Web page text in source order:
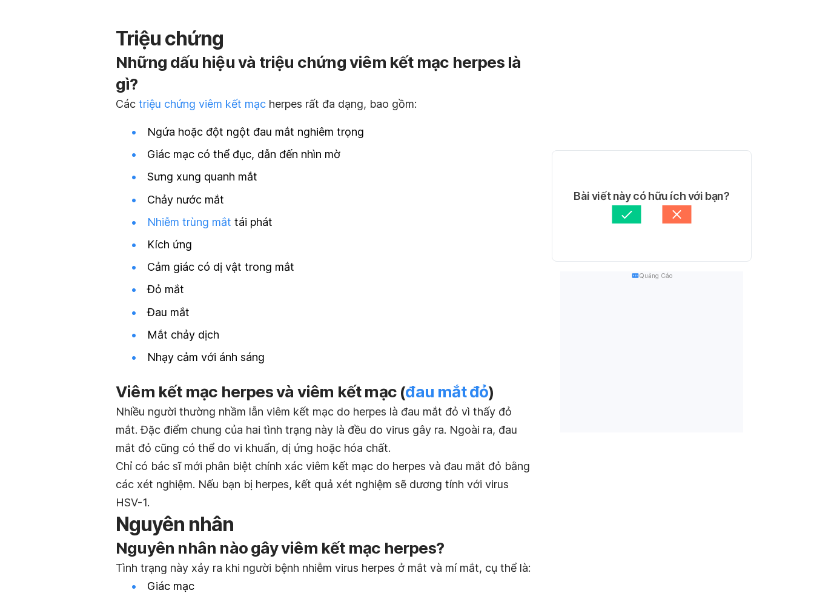
Triệu chứng
Những dấu hiệu và triệu chứng viêm kết mạc herpes là
gì?
Các triệu chứng viêm kết mạc herpes rất đa dạng, bao gồm:
Ngứa hoặc đột ngột đau mắt nghiêm trọng
Giác mạc có thể đục, dẫn đến nhìn mờ
Sưng xung quanh mắt
Chảy nước mắt
Nhiễm trùng mắt tái phát
Kích ứng
Cảm giác có dị vật trong mắt
Đỏ mắt
Đau mắt
Mắt chảy dịch
Nhạy cảm với ánh sáng
Viêm kết mạc herpes và viêm kết mạc (đau mắt đỏ)
Nhiều người thường nhầm lẫn viêm kết mạc do herpes là đau mắt đỏ vì thấy đỏ
mắt. Đặc điểm chung của hai tình trạng này là đều do virus gây ra. Ngoài ra, đau
mắt đỏ cũng có thể do vi khuẩn, dị ứng hoặc hóa chất.
Chỉ có bác sĩ mới phân biệt chính xác viêm kết mạc do herpes và đau mắt đỏ bằng
các xét nghiệm. Nếu bạn bị herpes, kết quả xét nghiệm sẽ dương tính với virus
HSV-1.
Nguyên nhân
Nguyên nhân nào gây viêm kết mạc herpes?
Tình trạng này xảy ra khi người bệnh nhiễm virus herpes ở mắt và mí mắt, cụ thể là:
Giác mạc
Bài viết này có hữu ích với bạn?
Quảng Cáo